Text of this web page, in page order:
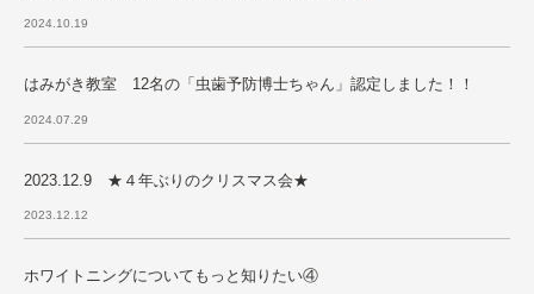
2024.10.19
はみがき教室 12名の「虫歯予防博士ちゃん」認定しました！！
2024.07.29
2023.12.9 ★４年ぶりのクリスマス会★
2023.12.12
ホワイトニングについてもっと知りたい④